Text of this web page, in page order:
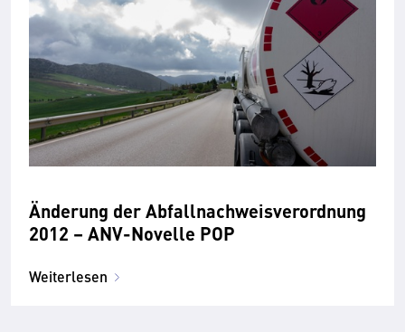
Änderung der Abfallnachweisverordnung
2012 – ANV-Novelle POP
Weiterlesen